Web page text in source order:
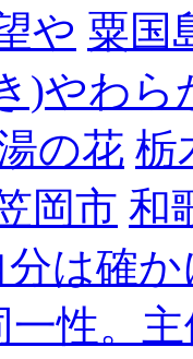
や 粟国
)やわ
の花 栃
岡市 和
分は確
性。